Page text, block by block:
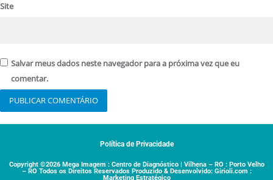
Site
Salvar meus dados neste navegador para a próxima vez que eu
comentar.
Política de Privacidade
Copyright ©2026 Mega Imagem : Centro de Diagnóstico | Vilhena – RO : Porto Velho
– RO Todos os Direitos Reservados Produzido & Desenvolvido: Girioli.com :
Marketing Estratégico